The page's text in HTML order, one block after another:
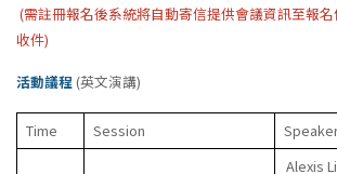
(需註冊報名後系統將自動寄信提供會議資訊至報
收件)
活動議程(英文演講)
Time Session
Alexis